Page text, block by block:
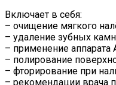
Включает в себя:
– очищение мягкого
– удаление зубных
– применение аппарата
– полирование
– фторирование при
– рекомендации врача